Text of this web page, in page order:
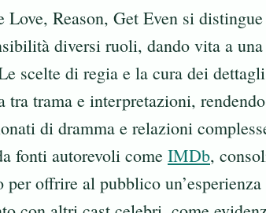
Love, Reason, Get Even si
diversi ruoli, dando vita a
scelte di regia e la cura dei
tra trama e interpretazioni,
di dramma e relazioni
fonti autorevoli come IMDb,
per offrire al pubblico